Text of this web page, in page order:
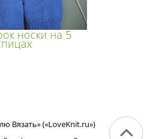
носки на 5
Вязать» («LoveKnit.ru»)